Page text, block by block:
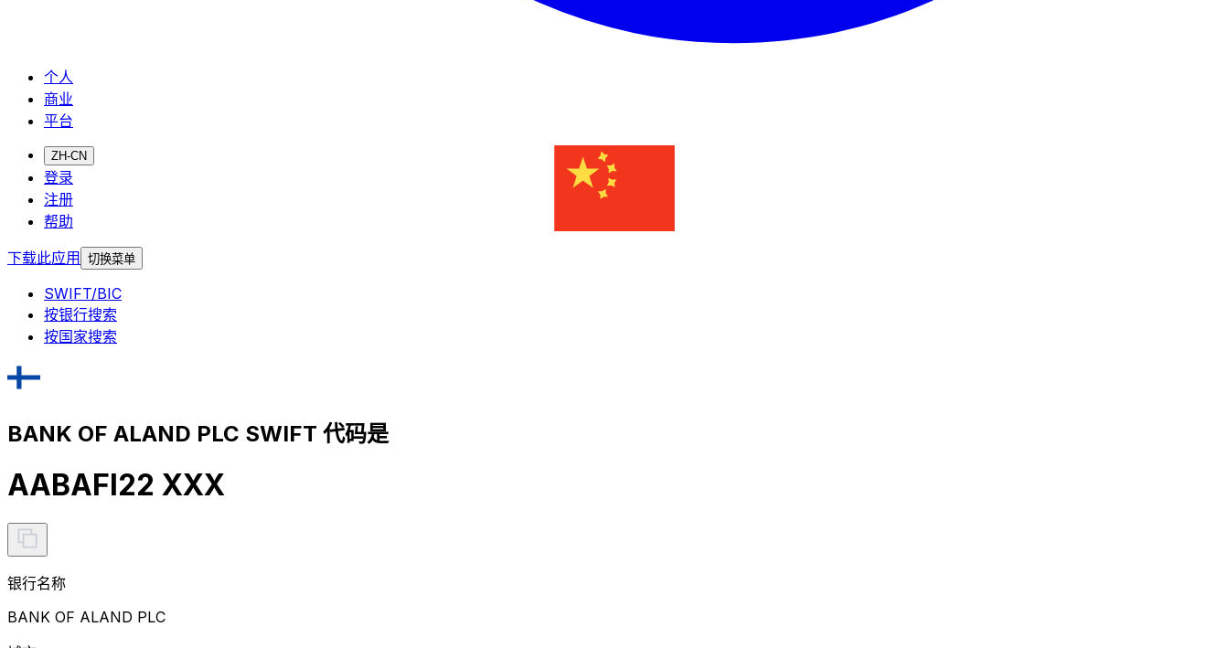
个人
商业
平台
ZH-CN
登录
注册
帮助
下载此应用 切换菜单
SWIFT/BIC
按银行搜索
按国家搜索
BANK OF ALAND PLC SWIFT 代码是
AABAFI22 XXX
银行名称
BANK OF ALAND PLC